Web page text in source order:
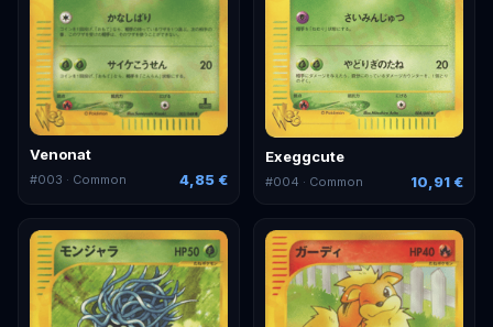
Venonat
#003 · Common 4,85 €
Exeggcute
#004 · Common 10,91 €